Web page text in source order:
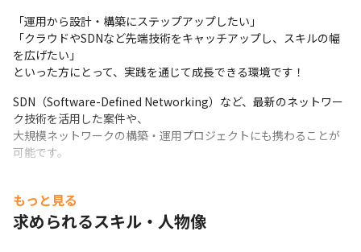
「運用から設計・構築にステップアップしたい」
「クラウドやSDNなど先端技術をキャッチアップし、スキルの幅
を広げたい」
といった方にとって、実践を通じて成長できる環境です！
SDN（Software-Defined Networking）など、最新のネットワー
ク技術を活用した案件や、
大規模ネットワークの構築・運用プロジェクトにも携わることが
可能です。
・テレビ局の全国報道ネットワーク網構築（基本設計〜構築・運
用管理）
・センター工場のIoT基盤検討・検証環境構築（AWS／Raspberry
もっと見る
求められるスキル・人物像